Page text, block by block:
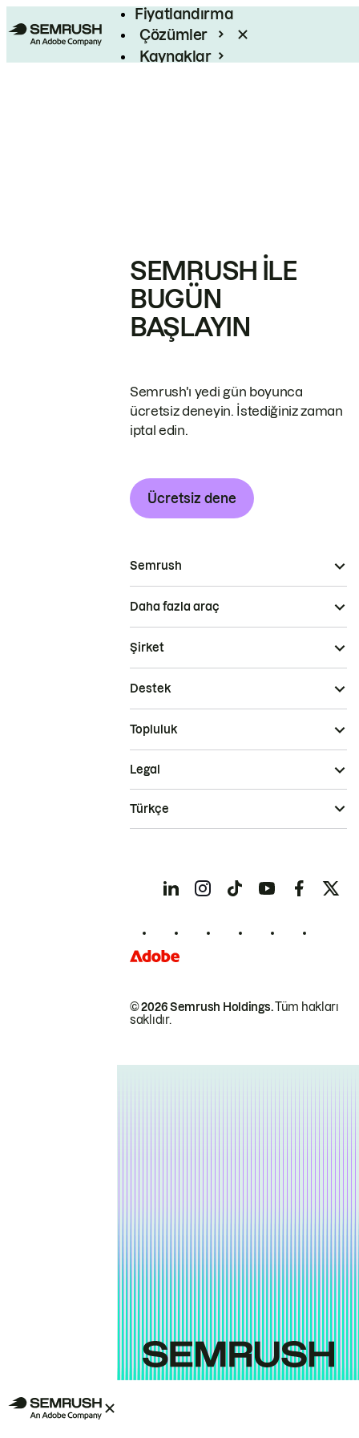
Fiyatlandırma
Çözümler
Kaynaklar
SEMRUSH ILE
BUGÜN
BAŞLAYIN
Semrush'ı yedi gün boyunca
ücretsiz deneyin. İstediğiniz zaman
iptal edin.
Ücretsiz dene
Semrush
Daha fazla araç
Şirket
Destek
Topluluk
© 2026 Semrush Holdings.Tüm hakları
saklıdır.
Legal
Türkçe